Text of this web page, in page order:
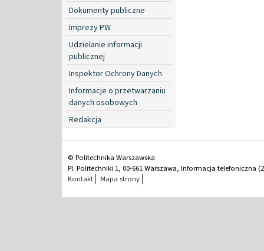
Dokumenty publiczne
Imprezy PW
Udzielanie informacji
publicznej
Inspektor Ochrony Danych
Informacje o przetwarzaniu
danych osobowych
Redakcja
© Politechnika Warszawska
Pl. Politechniki 1, 00-661 Warszawa, Informacja telefoniczna
Kontakt
Mapa strony